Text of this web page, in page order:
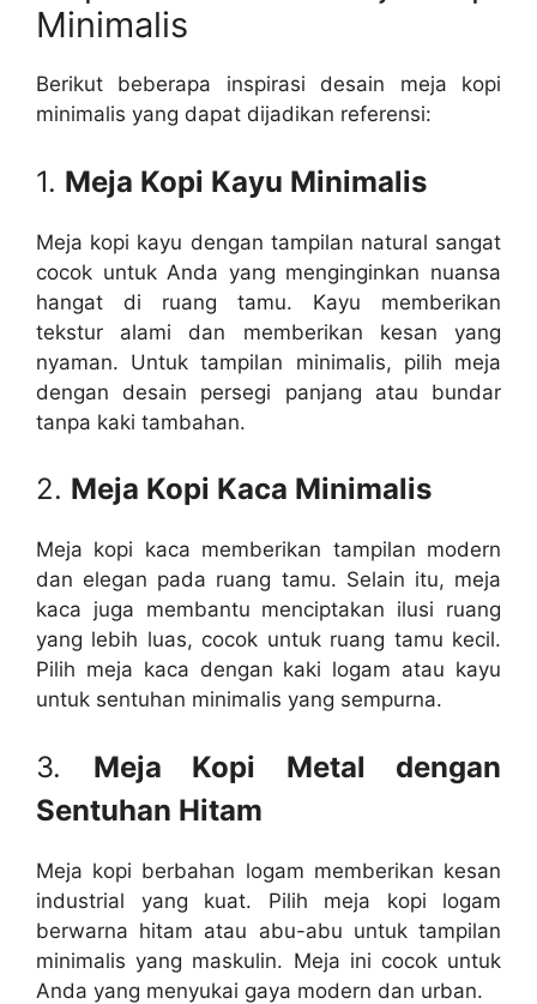
Minimalis
Berikut beberapa inspirasi desain meja kopi
minimalis yang dapat dijadikan referensi:
1. Meja Kopi Kayu Minimalis
Meja kopi kayu dengan tampilan natural sangat
cocok untuk Anda yang menginginkan nuansa
hangat di ruang tamu. Kayu memberikan
tekstur alami dan memberikan kesan yang
nyaman. Untuk tampilan minimalis, pilih meja
dengan desain persegi panjang atau bundar
tanpa kaki tambahan.
2. Meja Kopi Kaca Minimalis
Meja kopi kaca memberikan tampilan modern
dan elegan pada ruang tamu. Selain itu, meja
kaca juga membantu menciptakan ilusi ruang
yang lebih luas, cocok untuk ruang tamu kecil.
Pilih meja kaca dengan kaki logam atau kayu
untuk sentuhan minimalis yang sempurna.
3. Meja Kopi Metal dengan
Sentuhan Hitam
Meja kopi berbahan logam memberikan kesan
industrial yang kuat. Pilih meja kopi logam
berwarna hitam atau abu-abu untuk tampilan
minimalis yang maskulin. Meja ini cocok untuk
Anda yang menyukai gaya modern dan urban.